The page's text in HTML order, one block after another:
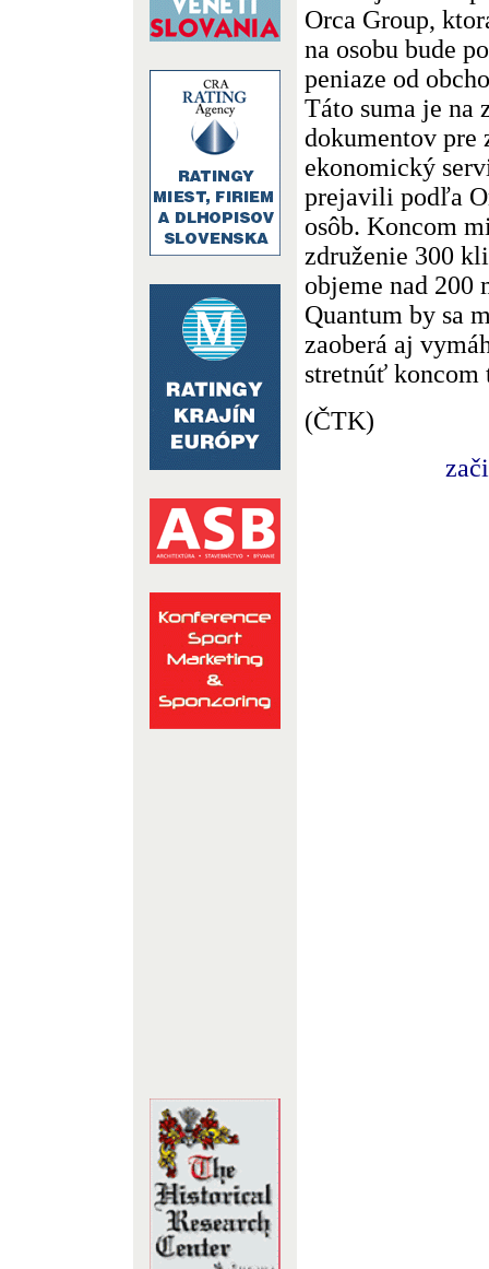
Orca Group,
na osobu bude
peniaze od
Táto suma je na
dokumentov pre
ekonomický
prejavili podľa
osôb. Koncom
združenie 300
objeme nad 200
Quantum by sa
zaoberá aj
stretnúť koncom
(ČTK)